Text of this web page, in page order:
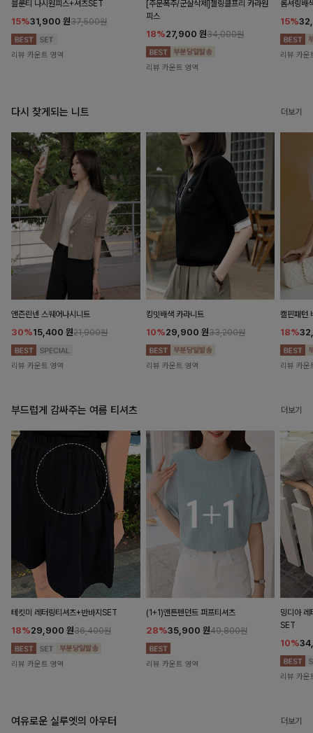
블룬티 나시원피스+셔츠SET
15%31,900 원37,500원
리뷰 카운트 영역
[주문폭주/군살삭제]젤링클프리 카라원
피스
18%27,900 원34,000원
리뷰 카운트 영역
롬셔링배
15%
리뷰 카운
다시 찾게되는 니트 더보기
앤즌린넨 스퀘어나시니트
30%15,400 원21,900원
리뷰 카운트 영역
킹밋배색 카라니트
10%29,900 원33,200원
리뷰 카운트 영역
캘핀패턴
18%
리뷰 카운
부드럽게 감싸주는 여름 티셔츠 더보기
테킷미 레터링티셔츠+반바지SET
18%29,900 원36,400원
리뷰 카운트 영역
(1+1)앤튼펜던트 퍼프티셔츠
28%35,900 원49,800원
리뷰 카운트 영역
밍디아 레
SET
10%
리뷰 카운
여유로운 실루엣의 아우터 더보기